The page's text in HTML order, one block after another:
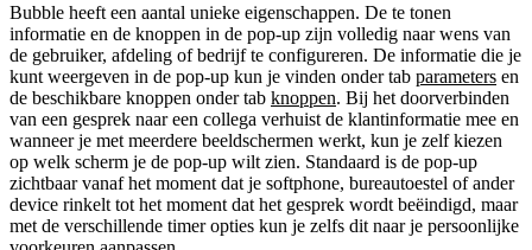
Bubble heeft een aantal unieke eigenschappen. De te tonen
informatie en de knoppen in de pop-up zijn volledig naar wens van
de gebruiker, afdeling of bedrijf te configureren. De informatie die je
kunt weergeven in de pop-up kun je vinden onder tab parameters en
de beschikbare knoppen onder tab knoppen. Bij het doorverbinden
van een gesprek naar een collega verhuist de klantinformatie mee en
wanneer je met meerdere beeldschermen werkt, kun je zelf kiezen
op welk scherm je de pop-up wilt zien. Standaard is de pop-up
zichtbaar vanaf het moment dat je softphone, bureautoestel of ander
device rinkelt tot het moment dat het gesprek wordt beëindigd, maar
met de verschillende timer opties kun je zelfs dit naar je persoonlijke